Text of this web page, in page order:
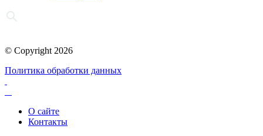
© Copyright 2026
Политика обработки данных
О сайте
Контакты